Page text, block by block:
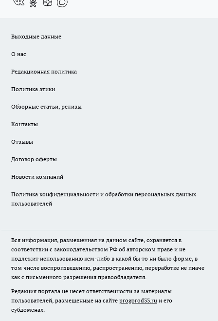
Выходные данные
О нас
Редакционная политика
Политика этики
Обзорные статьи, релизы
Контакты
Отзывы
Договор оферты
Новости компаний
Политика конфиденциальности и обработки персональных данных
пользователей
Вся информация, размещенная на данном сайте, охраняется в
соответствии с законодательством РФ об авторском праве и не
подлежит использованию кем-либо в какой бы то ни было форме, в
том числе воспроизведению, распространению, переработке не иначе
как с письменного разрешения правообладателя.
Редакция портала не несет ответственности за материалы
пользователей, размещенные на сайте progorod33.ru и его
субдоменах.